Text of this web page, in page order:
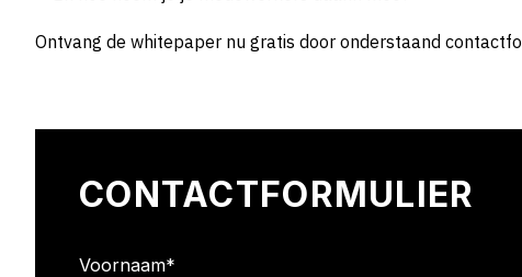
Ontvang de whitepaper nu gratis door onderstaand
CONTACTFORMULIER
Voornaam*